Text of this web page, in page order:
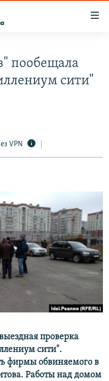
пообещала
сити"
VPN
проверка
сити".
фирмы обвиняемого в
Работы над домом